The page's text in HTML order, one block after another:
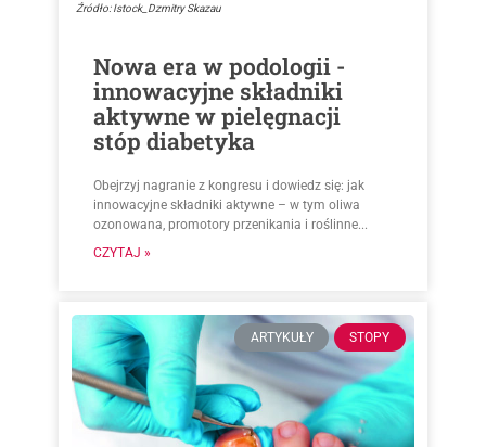
Źródło: Istock_Dzmitry Skazau
Nowa era w podologii -
innowacyjne składniki
aktywne w pielęgnacji
stóp diabetyka
Obejrzyj nagranie z kongresu i dowiedz się: jak
innowacyjne składniki aktywne – w tym oliwa
ozonowana, promotory przenikania i roślinne...
CZYTAJ »
ARTYKUŁY STOPY